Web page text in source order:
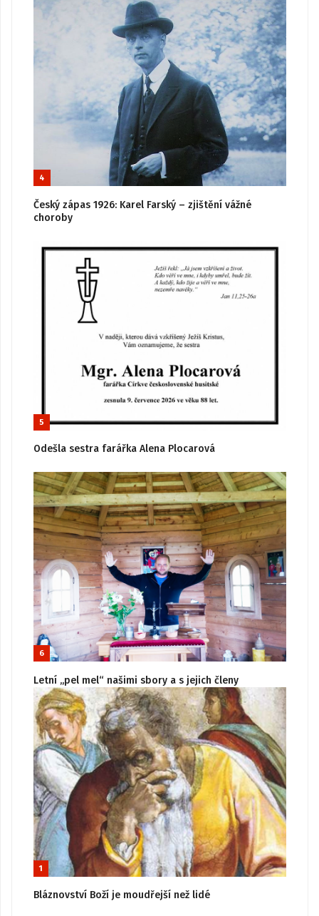
4
Český zápas 1926: Karel Farský – zjištění vážné
choroby
5
Odešla sestra farářka Alena Plocarová
6
Letní „pel mel“ našimi sbory a s jejich členy
1
Bláznovství Boží je moudřejší než lidé